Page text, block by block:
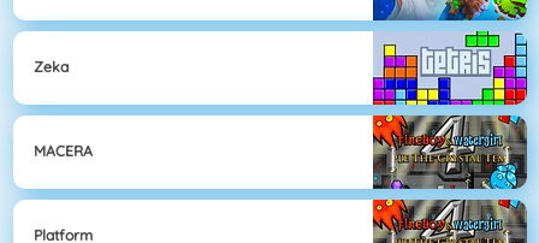
Zeka
MACERA
Platform